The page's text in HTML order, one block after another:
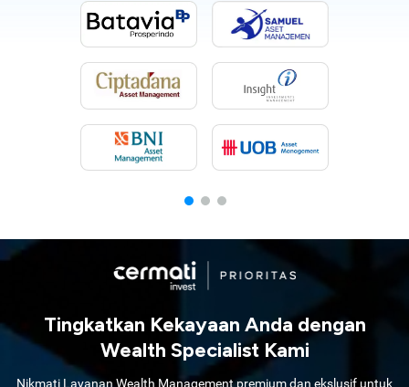
Tingkatkan Kekayaan Anda dengan
Wealth Specialist Kami
Nikmati Layanan Wealth Management premium dan ekslusif untuk